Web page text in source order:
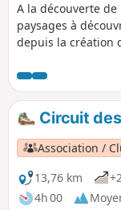
A la découverte
paysages à découvrir. Ajout modérateur au 07/
depuis la création
Circuit
Association /
13,76 km
4h 00